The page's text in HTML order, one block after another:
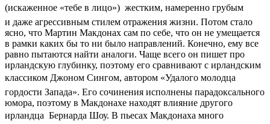
(искаженное «тебе в лицо»)  жестким, намеренно грубым
и даже агрессивным стилем отражения жизни. Потом стало
ясно, что Мартин Макдонах сам по себе, что он не умещается
в рамки каких бы то ни было направлений. Конечно, ему все
равно пытаются найти аналоги. Чаще всего он пишет про
ирландскую глубинку, поэтому его сравнивают с ирландским
классиком Джоном Сингом, автором «Удалого молодца 
гордости Запада». Его сочинения исполнены парадоксального
юмора, поэтому в Макдонахе находят влияние другого
ирландца  Бернарда Шоу. В пьесах Макдонаха много